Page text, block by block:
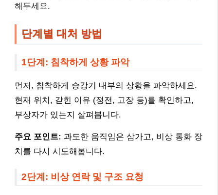
해두세요.
단계별 대처 방법
1단계: 침착하게 상황 파악
먼저, 침착하게 승강기 내부의 상황을 파악하세요.
현재 위치, 갇힌 이유 (정전, 고장 등)를 확인하고,
부상자가 있는지 살펴봅니다.
주요 포인트: 과도한 움직임은 삼가고, 비상 통화 장
치를 다시 시도해봅니다.
2단계: 비상 연락 및 구조 요청